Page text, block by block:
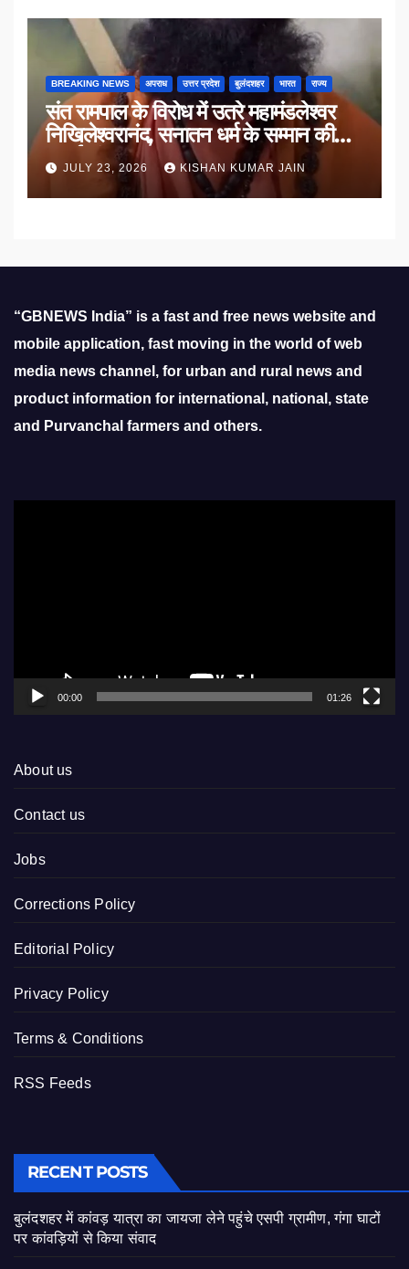
BREAKING NEWS अपराध उत्तर प्रदेश बुलंदशहर भारत राज्य
संत रामपाल के विरोध में उतरे महामंडलेश्वर
निखिलेश्वरानंद, सनातन धर्म के सम्मान की
उठाई मांग
JULY 23, 2026 KISHAN KUMAR JAIN
“GBNEWS India” is a fast and free news website and
mobile application, fast moving in the world of web
media news channel, for urban and rural news and
product information for international, national, state
and Purvanchal farmers and others.
00:00 01:26
About us
Contact us
Jobs
Corrections Policy
Editorial Policy
Privacy Policy
Terms & Conditions
RSS Feeds
RECENT POSTS
बुलंदशहर में कांवड़ यात्रा का जायजा लेने पहुंचे एसपी ग्रामीण, गंगा घाटों
पर कांवड़ियों से किया संवाद